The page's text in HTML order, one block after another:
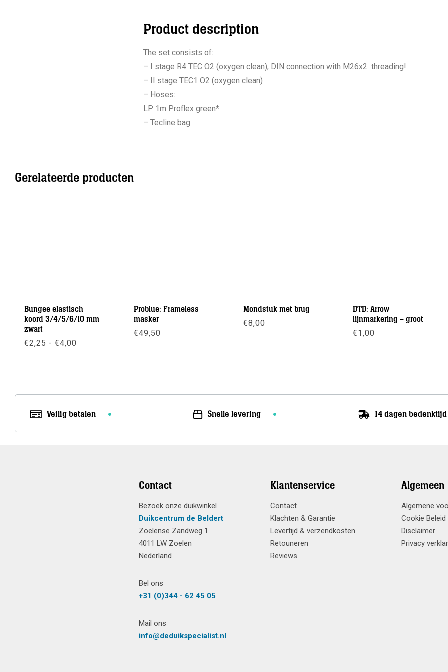
Product description
The set consists of:
– I stage R4 TEC O2 (oxygen clean), DIN connection with M26x2 threading!
– II stage TEC1 O2 (oxygen clean)
– Hoses:
LP 1m Proflex green*
– Tecline bag
Gerelateerde producten
Bungee elastisch
koord 3/4/5/6/10 mm
zwart
€2,25 - €4,00
Problue: Frameless
masker
€49,50
Mondstuk met brug
€8,00
DTD: Arrow
lijnmarkering – groot
€1,00
Veilig betalen Snelle levering 14 dagen bedenktijd
Contact
Bezoek onze duikwinkel
Duikcentrum de Beldert
Zoelense Zandweg 1
4011 LW Zoelen
Nederland
Bel ons
+31 (0)344 - 62 45 05
Mail ons
info@deduikspecialist.nl
Klantenservice
Contact
Klachten & Garantie
Levertijd & verzendkosten
Retouneren
Reviews
Algemeen
Algemene
Cookie Beleid
Disclaimer
Privacy